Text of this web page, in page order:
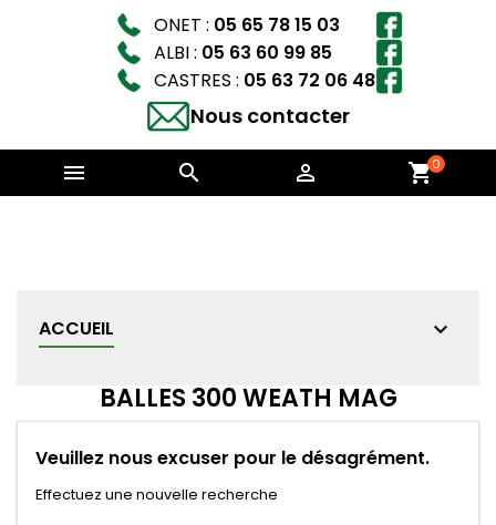
ONET : 05 65 78 15 03
ALBI : 05 63 60 99 85
CASTRES : 05 63 72 06 48
Nous contacter
   shopping_cart0
ACCUEIL
BALLES 300 WEATH MAG
Veuillez nous excuser pour le désagrément.
Effectuez une nouvelle recherche